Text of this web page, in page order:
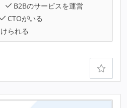
B2Bのサービスを運営
CTOがいる
られる